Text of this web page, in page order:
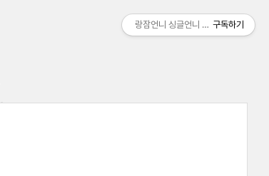
랑잠언니 싱글언니 여행기구독하기